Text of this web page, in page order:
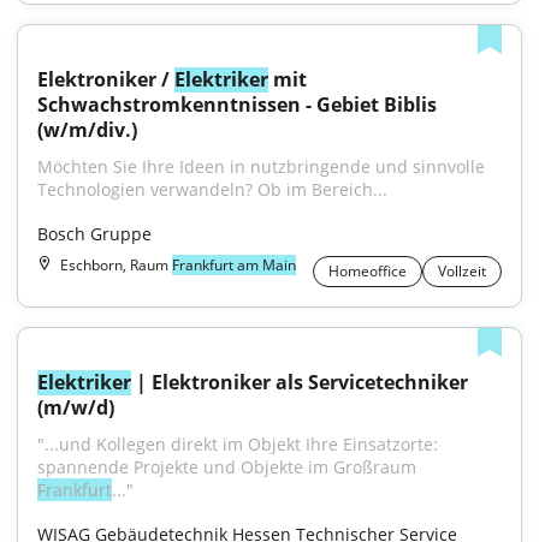
Elektroniker / Elektriker mit
Schwachstromkenntnissen - Gebiet Biblis
(w/m/div.)
Möchten Sie Ihre Ideen in nutzbringende und sinnvolle
Technologien verwandeln? Ob im Bereich...
Bosch Gruppe
Eschborn, Raum Frankfurt am Main Homeoffice Vollzeit
Elektriker | Elektroniker als Servicetechniker
(m/w/d)
"...und Kollegen direkt im Objekt Ihre Einsatzorte:
Frankfurt..."
WISAG Gebäudetechnik Hessen Technischer Service